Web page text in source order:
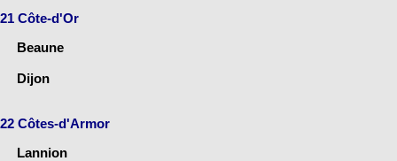
21 Côte-d'Or
Beaune
Dijon
22 Côtes-d'Armor
Lannion